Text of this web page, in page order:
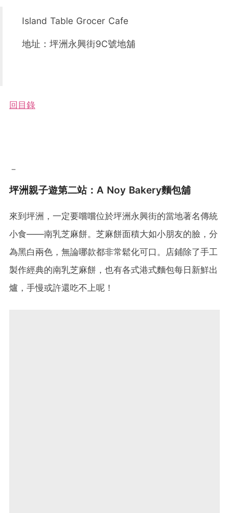
Island Table Grocer Cafe
地址：坪洲永興街9C號地舖
回目錄
－
坪洲親子遊第二站：A Noy Bakery麵包舖
來到坪洲，一定要嚐嚐位於坪洲永興街的當地著名傳統
小食——南乳芝麻餅。芝麻餅面積大如小朋友的臉，分
為黑白兩色，無論哪款都非常鬆化可口。店鋪除了手工
製作經典的南乳芝麻餅，也有各式港式麵包每日新鮮出
爐，手慢或許還吃不上呢！